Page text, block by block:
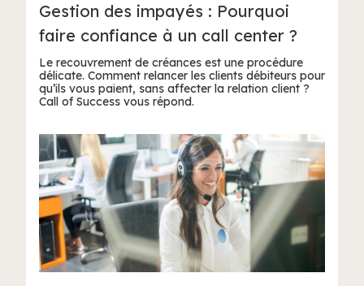
Gestion des impayés : Pourquoi
faire confiance à un call center ?
Le recouvrement de créances est une procédure
délicate. Comment relancer les clients débiteurs pour
qu’ils vous paient, sans affecter la relation client ?
Call of Success vous répond.